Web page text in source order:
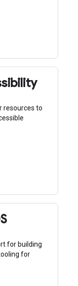
resources to
for building
for